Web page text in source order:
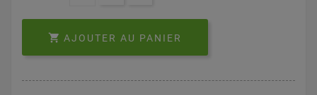
 AJOUTER AU PANIER